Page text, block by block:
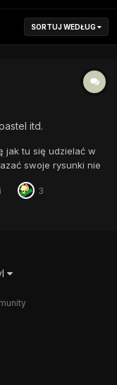
SORTUJ WEDŁUG
itd.
jak tu się udzielać w
swoje rysunki nie
tu moje 3 pierwsze
gor...
3